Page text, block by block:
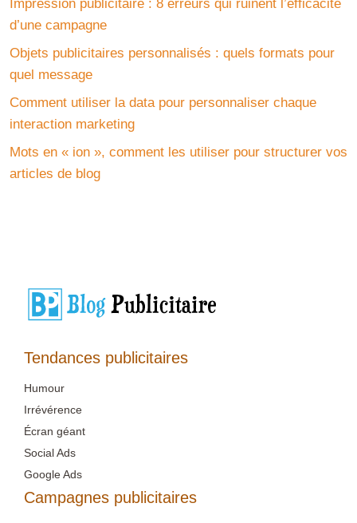
Impression publicitaire : 8 erreurs qui ruinent l’efficacité
d’une campagne
Objets publicitaires personnalisés : quels formats pour
quel message
Comment utiliser la data pour personnaliser chaque
interaction marketing
Mots en « ion », comment les utiliser pour structurer vos
articles de blog
Tendances publicitaires
Humour
Irrévérence
Écran géant
Social Ads
Google Ads
Campagnes publicitaires